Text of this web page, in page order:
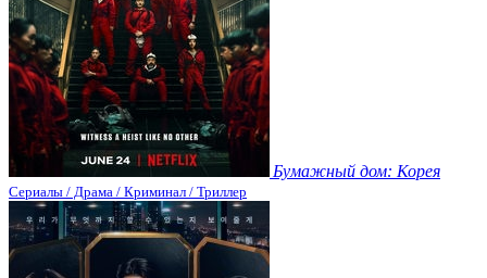
Бумажный дом: Корея
Сериалы / Драма / Криминал / Триллер